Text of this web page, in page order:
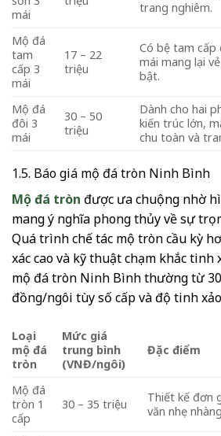
mái
trang nghiêm.
Mộ đá
tam
cấp 3
mái
17 – 22
triệu
Có bệ tam cấp
mái mang lại
bật.
Mộ đá
đôi 3
mái
30 – 50
triệu
Dành cho hai
kiến trúc lớn,
chu toàn và
1.5. Báo giá mộ đá tròn Ninh Bình
Mộ đá tròn được ưa chuộng nhờ
mang ý nghĩa phong thủy về sự
Quá trình chế tác mộ tròn cầu kỳ
xác cao và kỹ thuật chạm khắc tinh
mộ đá tròn Ninh Bình thường từ
đồng/ngôi tùy số cấp và độ tinh
Loại
mộ đá
tròn
Mức giá
trung bình
(VNĐ/ngôi)
Đặc điểm
Mộ đá
tròn 1
cấp
30 – 35 triệu
Thiết kế đơn
văn nhẹ